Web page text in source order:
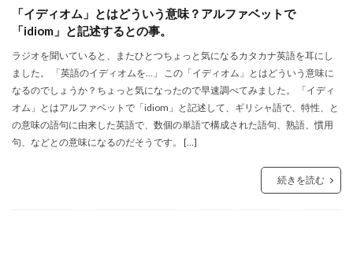
「イディオム」とはどういう意味？アルファベットで
「idiom」と記述するとの事。
ラジオを聞いていると、またひとつちょっと気になるカタカナ英語を耳にし
ました。 「英語のイディオムを…」 この「イディオム」とはどういう意味に
なるのでしょうか？ちょっと気になったので早速調べてみました。 「イディ
オム」とはアルファベットで「idiom」と記述して、ギリシャ語で、特性、と
の意味の語句に由来した英語で、数個の単語で構成された語句、熟語、慣用
句、などとの意味になるのだそうです。 […]
続きを読む